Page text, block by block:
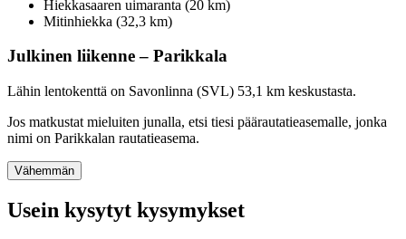
Hiekkasaaren uimaranta (20 km)
Mitinhiekka (32,3 km)
Julkinen liikenne – Parikkala
Lähin lentokenttä on Savonlinna (SVL) 53,1 km keskustasta.
Jos matkustat mieluiten junalla, etsi tiesi päärautatieasemalle, jonka
nimi on Parikkalan rautatieasema.
Vähemmän
Usein kysytyt kysymykset